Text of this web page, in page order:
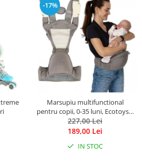
-17%
Marsupiu multifunctional
pentru copii, 0-35 luni, Ecotoys J-
BC1601 - Gri
227,00 Lei
189,00 Lei
IN STOC